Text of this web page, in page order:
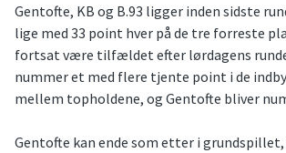
Gentofte, KB og B.93 ligger inden sidste
lige med 33 point hver på de tre forreste
fortsat være tilfældet efter lørdagens
nummer et med flere tjente point i de
mellem topholdene, og Gentofte bliver
Gentofte kan ende som etter i grundspillet,